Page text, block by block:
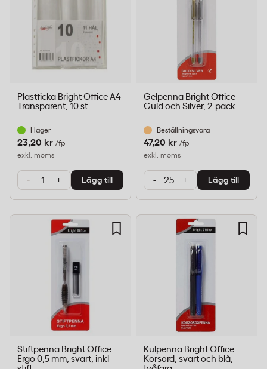
Plastficka Bright Office A4
Transparent, 10 st
I lager
23,20 kr /fp
exkl. moms
- + Lägg till
Gelpenna Bright Office
Guld och Silver, 2-pack
Beställningsvara
47,20 kr /fp
exkl. moms
- + Lägg till
Stiftpenna Bright Office
Ergo 0,5 mm, svart, inkl
Kulpenna Bright Office
Korsord, svart och blå,